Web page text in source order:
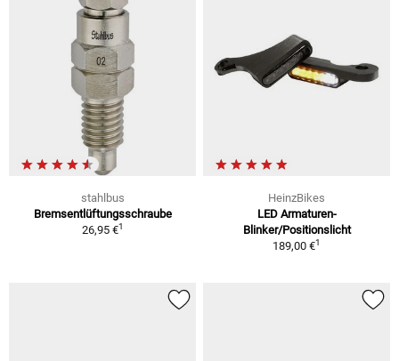
stahlbus
Bremsentlüftungsschraube
26,95 €1
HeinzBikes
LED Armaturen-
Blinker/Positionslicht
189,00 €1